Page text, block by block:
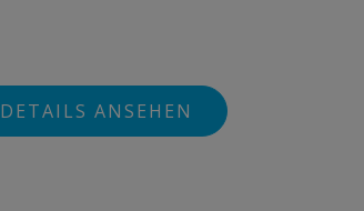
DETAILS ANSEHEN